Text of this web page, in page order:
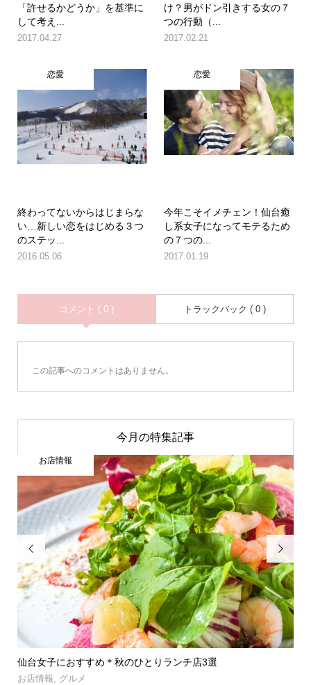
「許せるかどうか」を基準に
して考え...
2017.04.27
け？男がドン引きする女の７
つの行動（...
2017.02.21
恋愛
終わってないからはじまらな
い…新しい恋をはじめる３つ
のステッ...
2016.05.06
恋愛
今年こそイメチェン！仙台癒
し系女子になってモテるため
の７つの...
2017.01.19
コメント ( 0 ) トラックバック ( 0 )
この記事へのコメントはありません。
今月の特集記事

仙台女子におすすめ＊秋のひとりランチ店3選
お店情報 グルメ
お店情報
